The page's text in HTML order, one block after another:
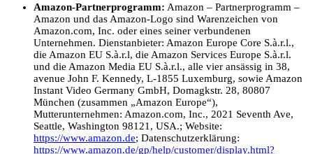
Amazon-Partnerprogramm: Amazon – Partnerprogramm –
Amazon und das Amazon-Logo sind Warenzeichen von
Amazon.com, Inc. oder eines seiner verbundenen
Unternehmen. Dienstanbieter: Amazon Europe Core S.à.r.l.,
die Amazon EU S.à.r.l, die Amazon Services Europe S.à.r.l.
und die Amazon Media EU S.à.r.l., alle vier ansässig in 38,
avenue John F. Kennedy, L-1855 Luxemburg, sowie Amazon
Instant Video Germany GmbH, Domagkstr. 28, 80807
München (zusammen „Amazon Europe“),
Mutterunternehmen: Amazon.com, Inc., 2021 Seventh Ave,
Seattle, Washington 98121, USA.; Website:
https://www.amazon.de; Datenschutzerklärung:
https://www.amazon.de/gp/help/customer/display.html?